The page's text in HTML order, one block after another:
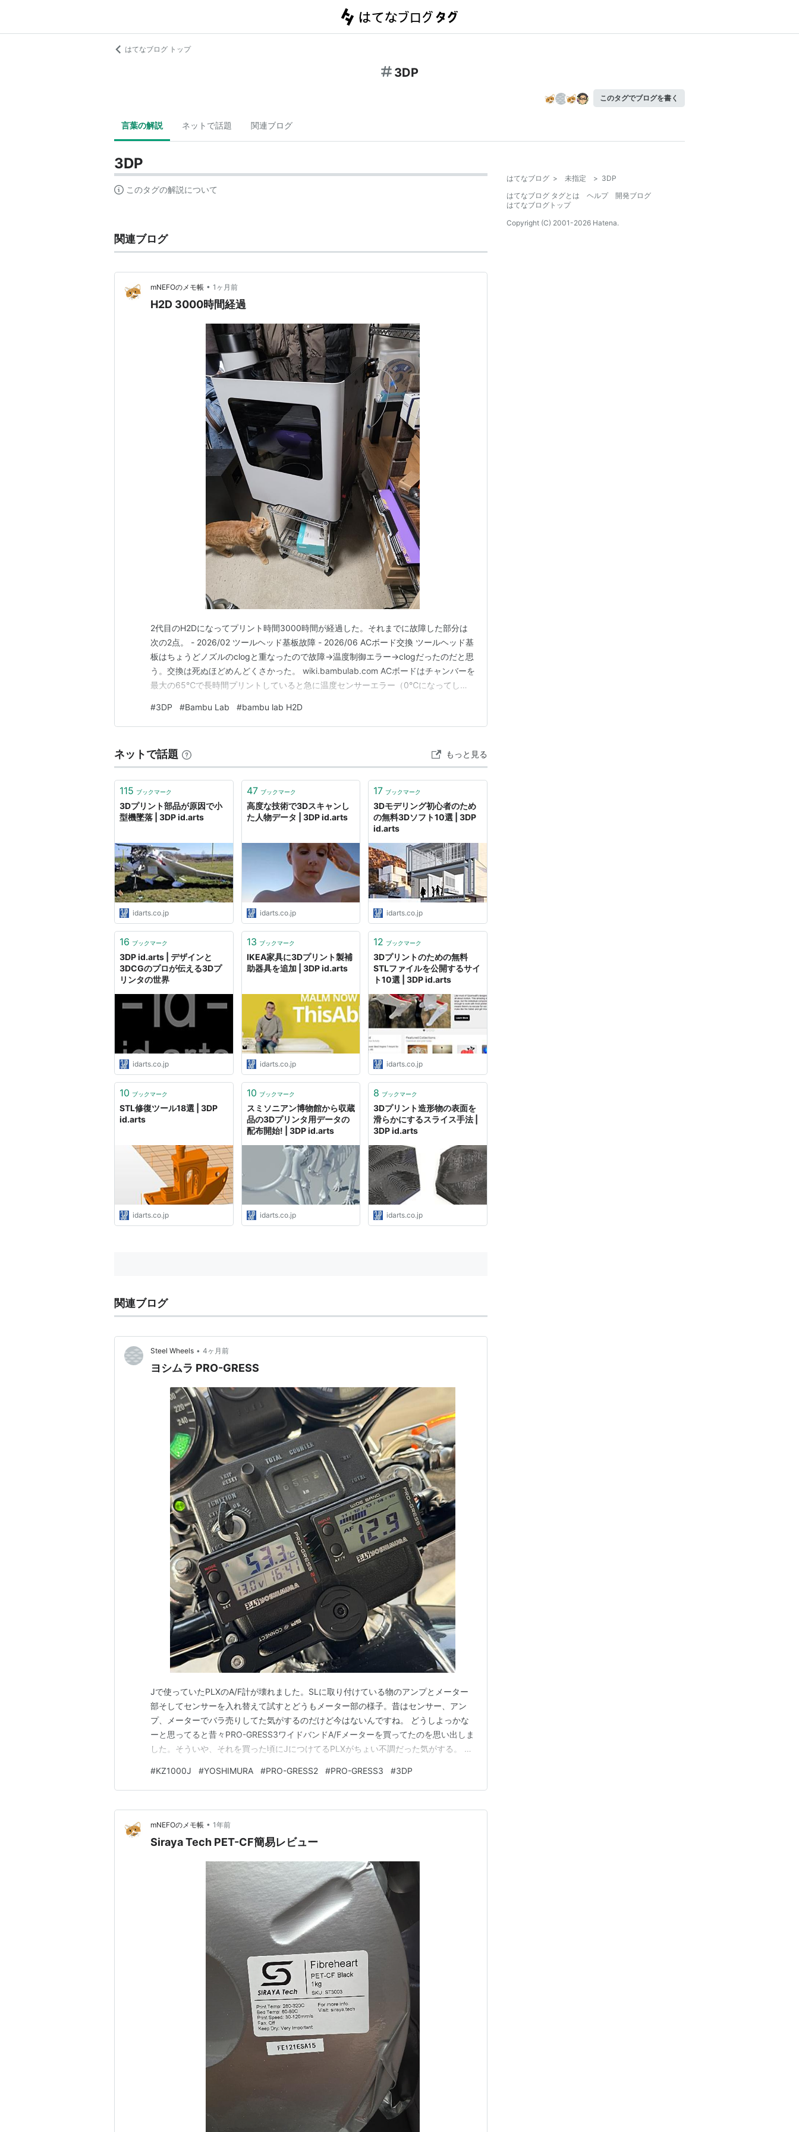
はてなブログ トップ
3DP
このタグでブログを書く
言葉の解説 ネットで話題 関連ブログ
3DP
このタグの解説について
関連ブログ
mNEFOのメモ帳 • 1ヶ月前
H2D 3000時間経過
2代目のH2Dになってプリント時間3000時間が経過した。それまでに故障した部分は
次の2点。 - 2026/02 ツールヘッド基板故障 - 2026/06 ACボード交換 ツールヘッド基
板はちょうどノズルのclogと重なったので故障→温度制御エラー→clogだったのだと思
う。交換は死ぬほどめんどくさかった。 wiki.bambulab.com ACボードはチャンバーを
最大の65℃で長時間プリントしていると急に温度センサーエラー（0℃になってしま
楽勝だった。 wiki.bambulab.com 電気系のトラブルがメイン…
#3DP #Bambu Lab #bambu lab H2D
ネットで話題 もっと見る
115 ブックマーク
3Dプリント部品が原因で小
型機墜落 | 3DP id.arts
idarts.co.jp
47 ブックマーク
高度な技術で3Dスキャンし
た人物データ | 3DP id.arts
idarts.co.jp
17 ブックマーク
3Dモデリング初心者のため
の無料3Dソフト10選 | 3DP
id.arts
idarts.co.jp
16 ブックマーク
3DP id.arts | デザインと
3DCGのプロが伝える3Dプ
リンタの世界
idarts.co.jp
13 ブックマーク
IKEA家具に3Dプリント製補
助器具を追加 | 3DP id.arts
idarts.co.jp
12 ブックマーク
3Dプリントのための無料
STLファイルを公開するサイ
ト10選 | 3DP id.arts
idarts.co.jp
10 ブックマーク
STL修復ツール18選 | 3DP
id.arts
idarts.co.jp
10 ブックマーク
スミソニアン博物館から収蔵
品の3Dプリンタ用データの
配布開始! | 3DP id.arts
idarts.co.jp
8 ブックマーク
3Dプリント造形物の表面を
滑らかにするスライス手法 |
3DP id.arts
idarts.co.jp
関連ブログ
Steel Wheels • 4ヶ月前
ヨシムラ PRO-GRESS
Jで使っていたPLXのA/F計が壊れました。SLに取り付けている物のアンプとメーター
部そしてセンサーを入れ替えて試すとどうもメーター部の様子。昔はセンサー、アン
プ、メーターでバラ売りしてた気がするのだけど今はないんですね。 どうしよっかな
ーと思ってると昔々PRO-GRESS3ワイドバンドA/Fメーターを買ってたのを思い出しま
した。そういや、それを買った頃にJにつけてるPLXがちょい不調だった気がする。 倉
っちはいつ買ったのか全く覚えてません。SLをコース用にするときに買ったのかな…
いや、もっと前のような気が…
#KZ1000J #YOSHIMURA #PRO-GRESS2 #PRO-GRESS3 #3DP
mNEFOのメモ帳 • 1年前
Siraya Tech PET-CF簡易レビュー
はてなブログ > 未指定 > 3DP
はてなブログ タグとは
ヘルプ
開発ブログ
はてなブログトップ
Copyright (C) 2001-2026 Hatena.